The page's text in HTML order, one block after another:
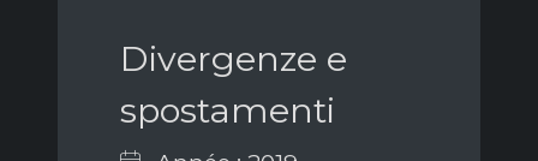
Divergenze e
spostamenti